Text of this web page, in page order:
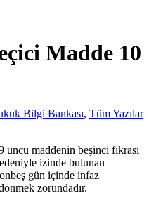
Madde 10
Bilgi Bankası, Tüm Yazılar
maddenin beşinci fıkrası
izinde bulunan
gün içinde infaz
zorundadır.